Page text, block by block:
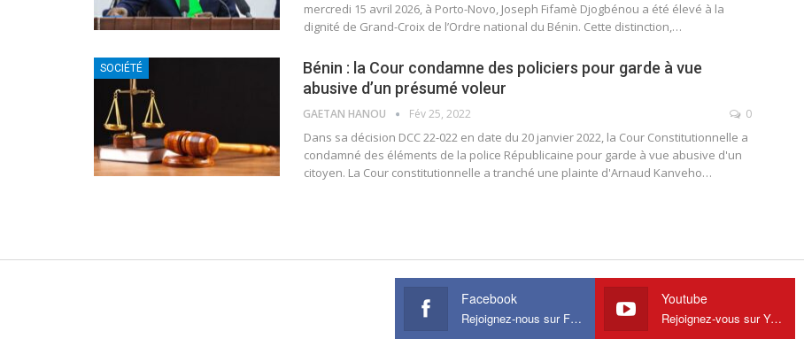
mercredi 15 avril 2026, à Porto-Novo, Joseph Fifamè Djogbénou a été élevé à la
dignité de Grand-Croix de l’Ordre national du Bénin. Cette distinction,…
SOCIÉTÉ
Bénin : la Cour condamne des policiers pour garde à vue
abusive d’un présumé voleur
GAETAN HANOU Fév 25, 2022 0
Dans sa décision DCC 22-022 en date du 20 janvier 2022, la Cour Constitutionnelle a
condamné des éléments de la police Républicaine pour garde à vue abusive d'un
citoyen. La Cour constitutionnelle a tranché une plainte d'Arnaud Kanveho…
Facebook
Rejoignez-nous sur Facebook
Youtube
Rejoignez-vous sur Youtube